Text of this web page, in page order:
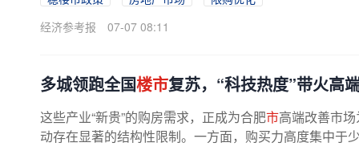
经济参考报
07-07 08:11
多城领跑全国楼市复苏，“科技热度”带火高
这些产业“新贵”的购房需求，正成为合肥市高端改善市
动存在显著的结构性限制。一方面，购买力高度集中于